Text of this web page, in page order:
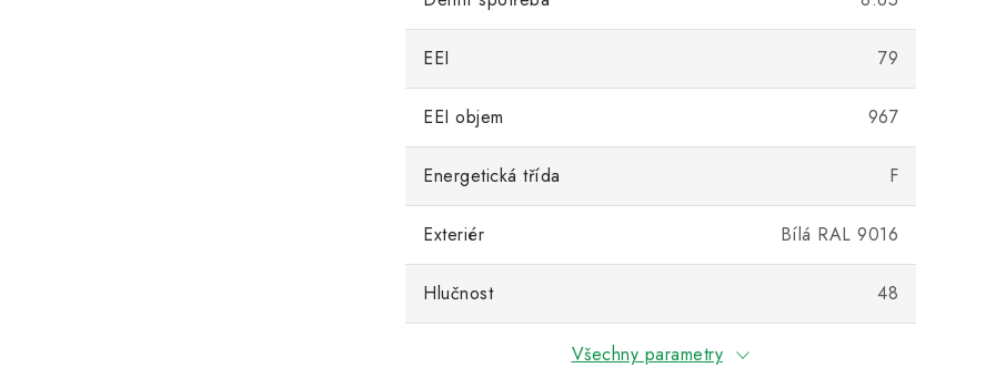
EEI 79
EEI objem 967
Energetická třída F
Exteriér Bílá RAL 9016
Hlučnost 48
Všechny parametry